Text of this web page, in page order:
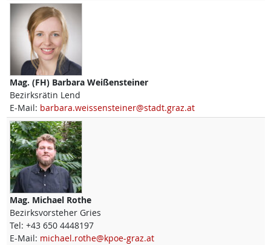
Mag. (FH) Barbara Weißensteiner
Bezirksrätin Lend
E-Mail: barbara.weissensteiner@stadt.graz.at
Mag. Michael Rothe
Bezirksvorsteher Gries
Tel: +43 650 4448197
E-Mail: michael.rothe@kpoe-graz.at